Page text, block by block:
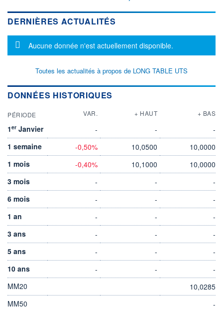
DERNIÈRES ACTUALITÉS
Message d'information
Aucune donnée n'est actuellement disponible.
Toutes les actualités à propos de LONG TABLE UTS
DONNÉES HISTORIQUES
PÉRIODE VAR. + HAUT + BAS
1er Janvier - -
-
1 semaine
-0,50% 10,0500
10,0000
1 mois
-0,40% 10,1000
10,0000
3 mois
- -
-
6 mois
- -
-
1 an
- -
-
3 ans
- -
-
5 ans
- -
-
10 ans
- -
-
MM20
10,0285
MM50
-